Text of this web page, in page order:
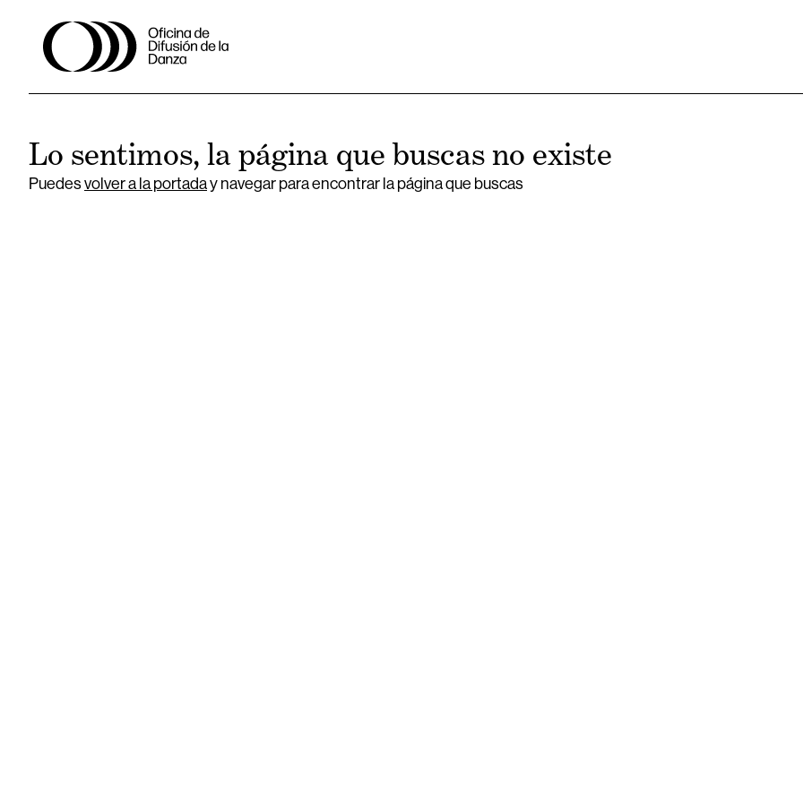
Lo sentimos, la página que buscas no existe
Puedesvolver a la portaday navegar para encontrar la página que buscas